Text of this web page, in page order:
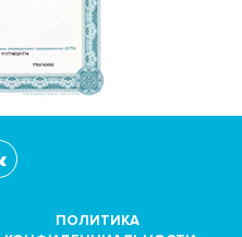
ПОЛИТИКА